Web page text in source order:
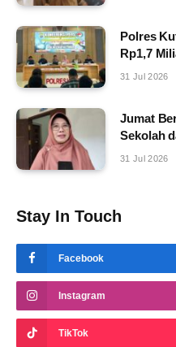
Polres
Rp1,7
31 Jul 2026
Jumat
Sekolah
31 Jul 2026
Stay In Touch
Facebook
Instagram
TikTok